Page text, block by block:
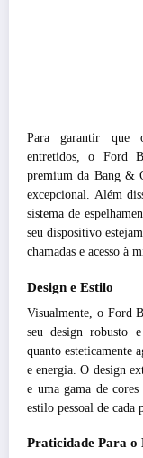
Para garantir que
entretidos, o Ford
premium da Bang &
excepcional. Além
sistema de
seu dispositivo
chamadas e acesso à
Design e Estilo
Visualmente, o Ford
seu design robusto
quanto esteticamente
e energia. O design
e uma gama de
estilo pessoal de cada
Praticidade Para o